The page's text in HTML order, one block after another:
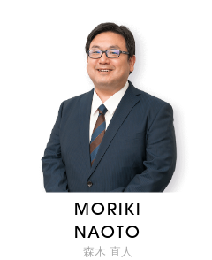
MORIKI
NAOTO
森木 直人